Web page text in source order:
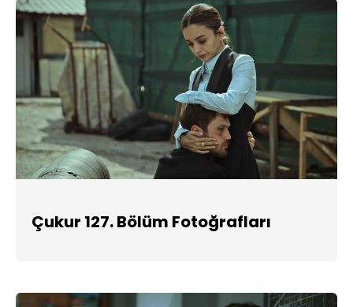
Çukur 127. Bölüm Fotoğrafları